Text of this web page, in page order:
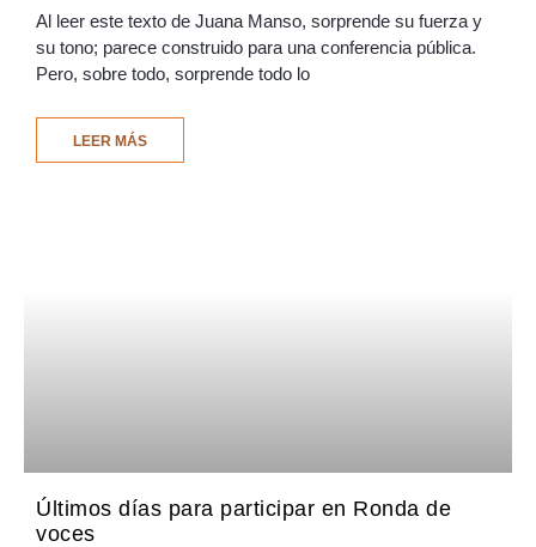
Al leer este texto de Juana Manso, sorprende su fuerza y
su tono; parece construido para una conferencia pública.
Pero, sobre todo, sorprende todo lo
LEER MÁS
Últimos días para participar en Ronda de
voces